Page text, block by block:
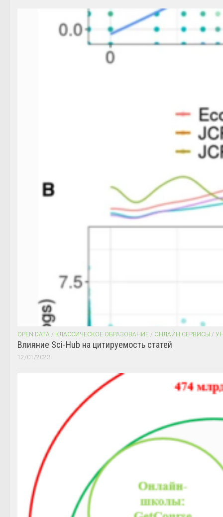
OPEN DATA / КЛАССИЧЕСКОЕ ОБРАЗОВАНИЕ / ОНЛАЙН СЕРВИСЫ /
Влияние Sci-Hub на цитируемость статей
12/01/2023